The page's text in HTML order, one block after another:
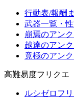
行動表/報酬
武器一覧・
崩焉のアン
越達のアン
竟極のアン
高難易度フリクエ
ルシゼロフ